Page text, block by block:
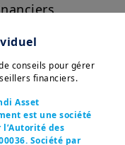
conseils pour gérer
financiers.
Asset
est une société
des
Société par